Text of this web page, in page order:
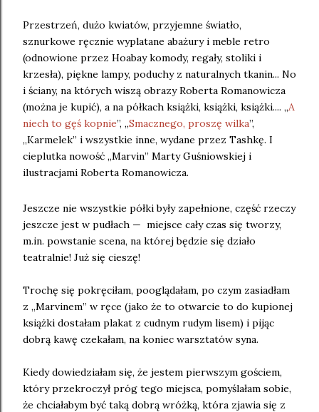
Przestrzeń, dużo kwiatów, przyjemne światło,
sznurkowe ręcznie wyplatane abażury i meble retro
(odnowione przez Hoabay komody, regały, stoliki i
krzesła), piękne lampy, poduchy z naturalnych tkanin... No
i ściany, na których wiszą obrazy Roberta Romanowicza
(można je kupić), a na półkach książki, książki, książki.... „A
niech to gęś kopnie”, „Smacznego, proszę wilka”,
„Karmelek” i wszystkie inne, wydane przez Tashkę. I
cieplutka nowość „Marvin” Marty Guśniowskiej i
ilustracjami Roberta Romanowicza.
Jeszcze nie wszystkie półki były zapełnione, część rzeczy
jeszcze jest w pudłach — miejsce cały czas się tworzy,
m.in. powstanie scena, na której będzie się działo
teatralnie! Już się cieszę!
Trochę się pokręciłam, pooglądałam, po czym zasiadłam
z „Marvinem” w ręce (jako że to otwarcie to do kupionej
książki dostałam plakat z cudnym rudym lisem) i pijąc
dobrą kawę czekałam, na koniec warsztatów syna.
Kiedy dowiedziałam się, że jestem pierwszym gościem,
który przekroczył próg tego miejsca, pomyślałam sobie,
że chciałabym być taką dobrą wróżką, która zjawia się z